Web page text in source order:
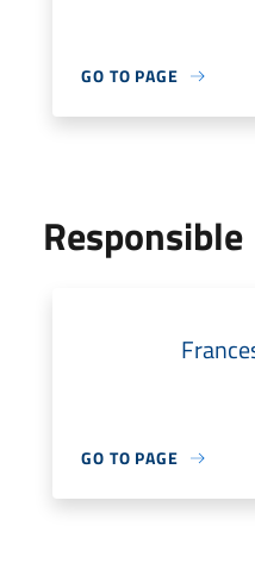
GO TO PAGE
Responsible
GO TO PAGE